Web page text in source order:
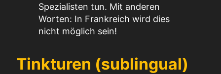
Spezialisten tun. Mit anderen
Worten: In Frankreich wird dies
nicht möglich sein!
Tinkturen (sublingual)